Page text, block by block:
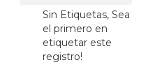
Sin Etiquetas, Sea
el primero en
etiquetar este
registro!